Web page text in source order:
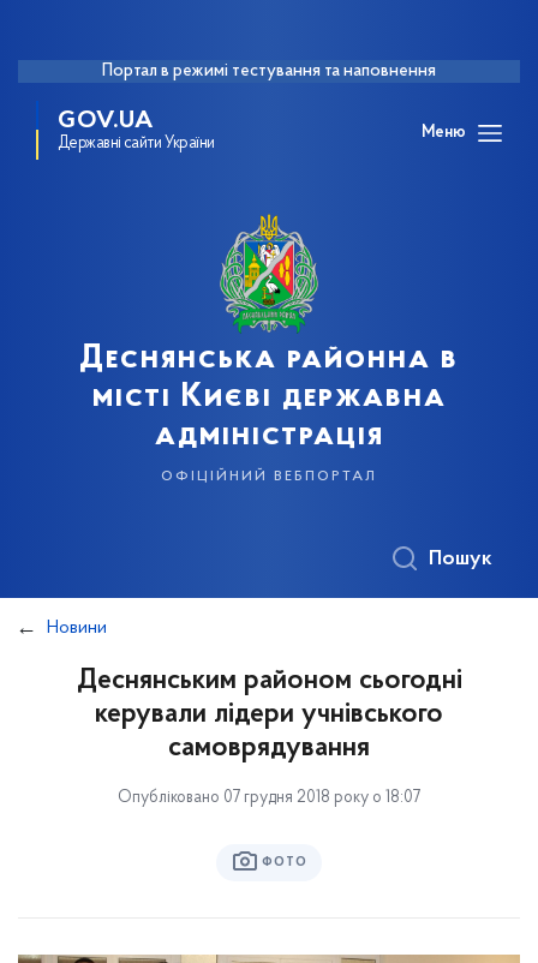
Портал в режимі тестування та наповнення
GOV.UA
Державні сайти України
Меню
Деснянська районна в
місті Києві державна
адміністрація
офіційний вебпортал
Пошук
Новини
Деснянським районом сьогодні
керували лідери учнівського
самоврядування
Опубліковано 07 грудня 2018 року о 18:07
ФОТО